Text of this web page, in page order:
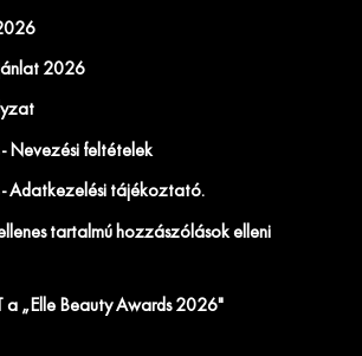
2026
- Nevezési feltételek
- Adatkezelési tájékoztató.
tartalmú hozzászólások elleni
a „Elle Beauty Awards 2026"